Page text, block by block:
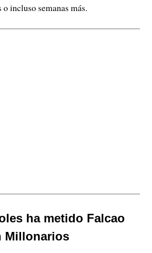
incluso semanas más.
ha metido Falcao
Millonarios